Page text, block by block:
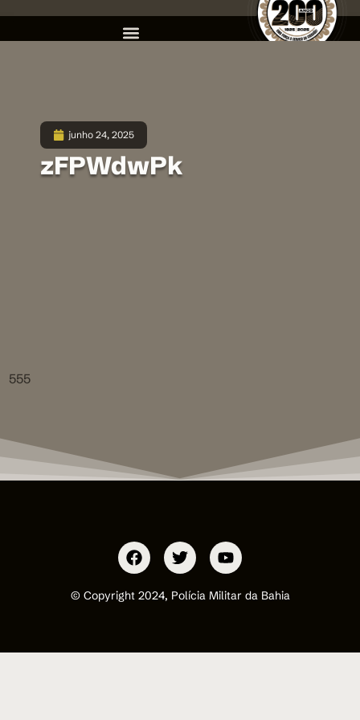
junho 24, 2025
zFPWdwPk
555
© Copyright 2024, Polícia Militar da Bahia